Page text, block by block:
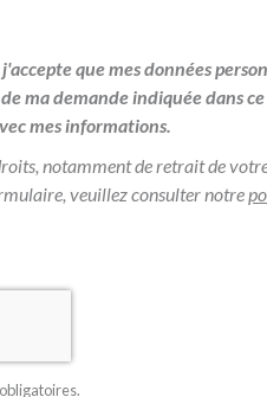
que mes données
ma demande indiquée dans
mes informations.
notamment de retrait de
veuillez consulter notre